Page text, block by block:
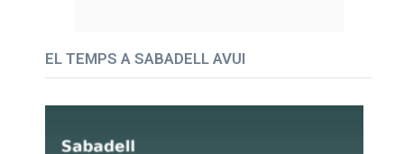
EL TEMPS A SABADELL AVUI